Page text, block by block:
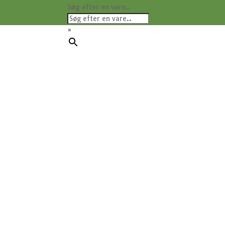
Søg efter en vare..
×